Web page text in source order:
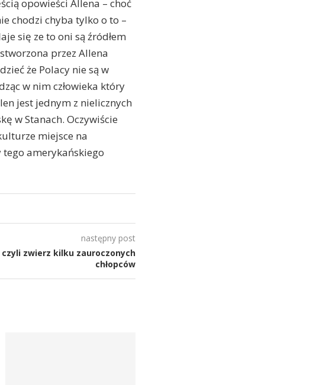
opowieści Allena – choć
chodzi chyba tylko o to –
się ze to oni są źródłem
przez Allena
że Polacy nie są w
w nim człowieka który
jest jednym z nielicznych
w Stanach. Oczywiście
miejsce na
amerykańskiego
następny post
czyli zwierz kilku zauroczonych
chłopców